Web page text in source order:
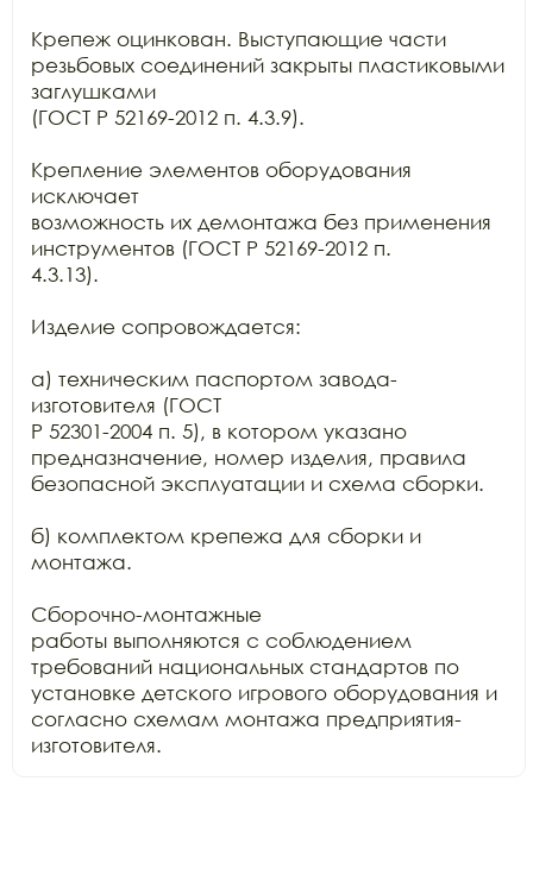
Крепеж оцинкован. Выступающие части
резьбовых соединений закрыты пластиковыми
заглушками
(ГОСТ Р 52169-2012 п. 4.3.9).
Крепление элементов оборудования
исключает
возможность их демонтажа без применения
инструментов (ГОСТ Р 52169-2012 п.
4.3.13).
Изделие сопровождается:
а) техническим паспортом завода-
изготовителя (ГОСТ
Р 52301-2004 п. 5), в котором указано
предназначение, номер изделия, правила
безопасной эксплуатации и схема сборки.
б) комплектом крепежа для сборки и
монтажа.
Сборочно-монтажные
работы выполняются с соблюдением
требований национальных стандартов по
установке детского игрового оборудования и
согласно схемам монтажа предприятия-
изготовителя.